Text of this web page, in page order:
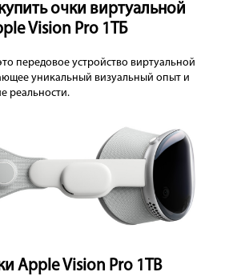
очки виртуальной
Vision Pro 1TБ
передовое устройство виртуальной
уникальный визуальный опыт и
реальности.
Apple Vision Pro 1TB